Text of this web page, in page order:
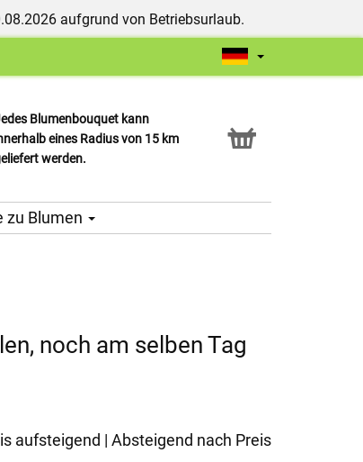
aufgrund von Betriebsurlaub.
Blumenbouquet kann
eines Radius von 15 km
werden.
& Collect Service
zu Blumen
noch am selben Tag
aufsteigend | Absteigend nach Preis